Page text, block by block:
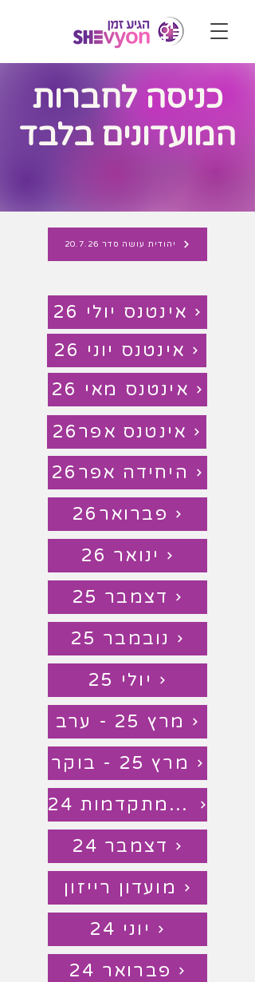
כניסה לחברות
המועדונים בלבד
יהודית עושה סדר 20.7.26
אינטנס יולי 26
אינטנס יוני 26
אינטנס מאי 26
אינטנס אפר26
היחידה אפר26
פברואר26
ינואר 26
דצמבר 25
נובמבר 25
יולי 25
מרץ 25 - ערב
מרץ 25 - בוקר
צ'ט מתקדמות 24
דצמבר 24
מועדון רייזון
יוני 24
פברואר 24